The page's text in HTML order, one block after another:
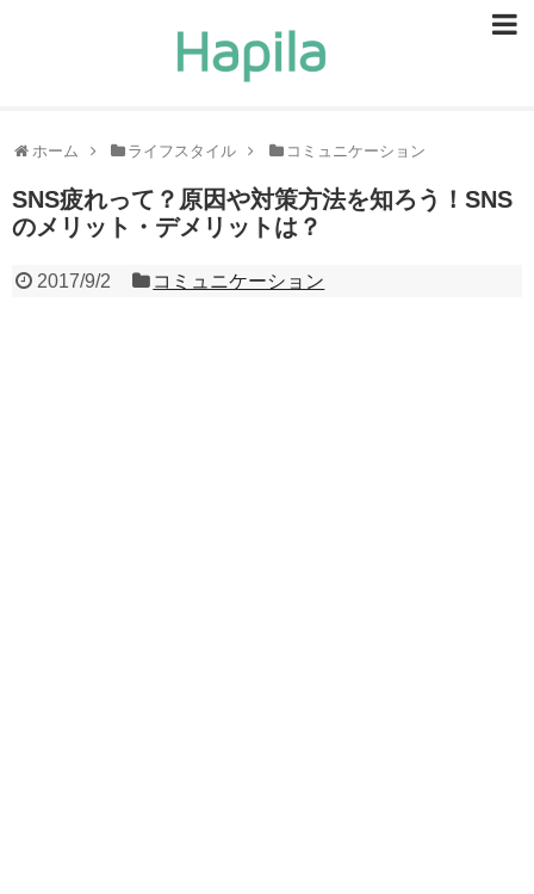
ホーム ライフスタイル コミュニケーション
SNS疲れって？原因や対策方法を知ろう！SNS
のメリット・デメリットは？
2017/9/2 コミュニケーション
ヘアケア
ヘルスケア
食事・食べ物